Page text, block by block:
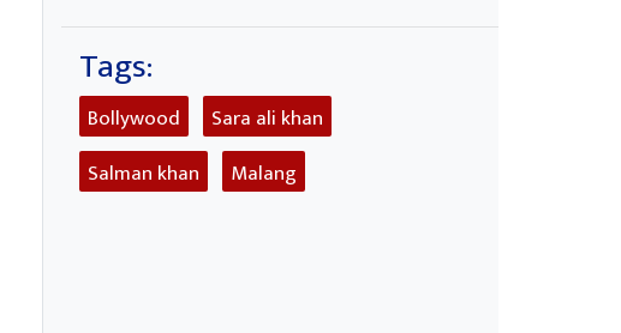
Tags:
Bollywood
Sara ali khan
Salman khan
Malang